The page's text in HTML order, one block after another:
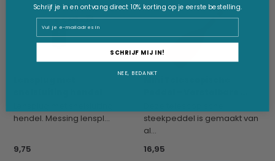
hendel. Messing lenspl...
9,75
steekpeddel is gemaakt van
al...
16,95
Schrijf je in en ontvang direct 10% korting op je eerste bestelling.
SCHRIJF MIJ IN!
NEE, BEDANKT